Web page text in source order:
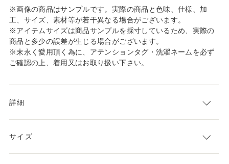
※画像の商品はサンプルです。実際の商品と色味、仕様、加
工、サイズ、素材等が若干異なる場合がございます。
※アイテムサイズは商品サンプルを採寸しているため、実際の
商品と多少の誤差が生じる場合がございます。
※末永く愛用頂く為に、アテンションタグ・洗濯ネームを必ず
ご確認の上、着用又はお取り扱い下さい。
詳細
サイズ